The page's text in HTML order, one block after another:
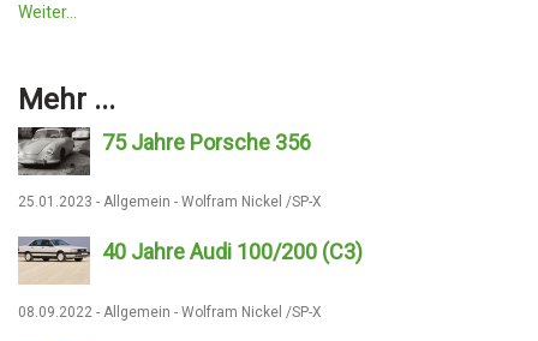
Weiter...
Mehr ...
75 Jahre Porsche 356
25.01.2023 - Allgemein - Wolfram Nickel /SP-X
40 Jahre Audi 100/200 (C3)
08.09.2022 - Allgemein - Wolfram Nickel /SP-X